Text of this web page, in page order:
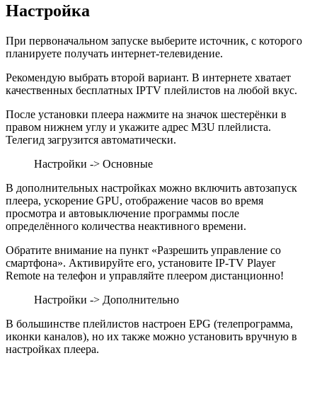
Настройка
При первоначальном запуске выберите источник, с которого
планируете получать интернет-телевидение.
Рекомендую выбрать второй вариант. В интернете хватает
качественных бесплатных IPTV плейлистов на любой вкус.
После установки плеера нажмите на значок шестерёнки в
правом нижнем углу и укажите адрес M3U плейлиста.
Телегид загрузится автоматически.
Настройки -> Основные
В дополнительных настройках можно включить автозапуск
плеера, ускорение GPU, отображение часов во время
просмотра и автовыключение программы после
определённого количества неактивного времени.
Обратите внимание на пункт «Разрешить управление со
смартфона». Активируйте его, установите IP-TV Player
Remote на телефон и управляйте плеером дистанционно!
Настройки -> Дополнительно
В большинстве плейлистов настроен EPG (телепрограмма,
иконки каналов), но их также можно установить вручную в
настройках плеера.